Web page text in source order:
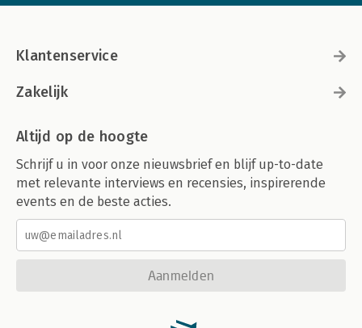
Klantenservice
Zakelijk
Altijd op de hoogte
Schrijf u in voor onze nieuwsbrief en blijf up-to-date
met relevante interviews en recensies, inspirerende
events en de beste acties.
Aanmelden